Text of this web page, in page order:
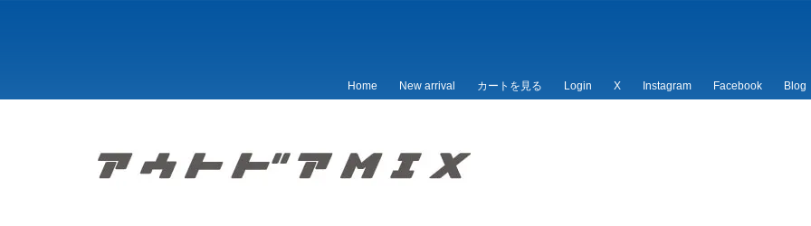
Home New arrival カートを見る Login X Instagram Facebook Blog